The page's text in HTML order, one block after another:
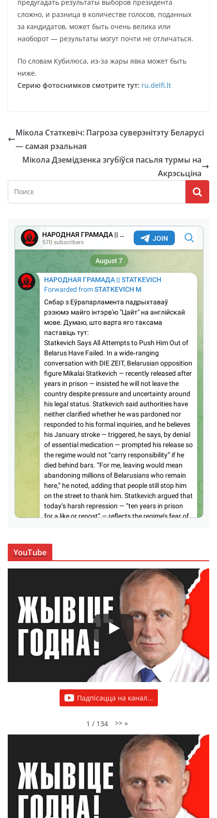
предугадать результаты выборов президента
сложно, и разница в количестве голосов, поданных
за кандидатов, может быть очень велика или
наоборот — результаты могут почти не отличаться.
По словам Кубилюса, из-за жары явка может быть
ниже.
Серию фотоснимков смотрите тут: ru.delfi.lt
Мікола Статкевіч: Пагроза суверэнітэту Беларусі
— самая рэальная
Мікола Дземідзенка згубіўся пасьля турмы на
Акрэсьціна
YouTube
Падпісацца на канал...
1 / 134 >> »